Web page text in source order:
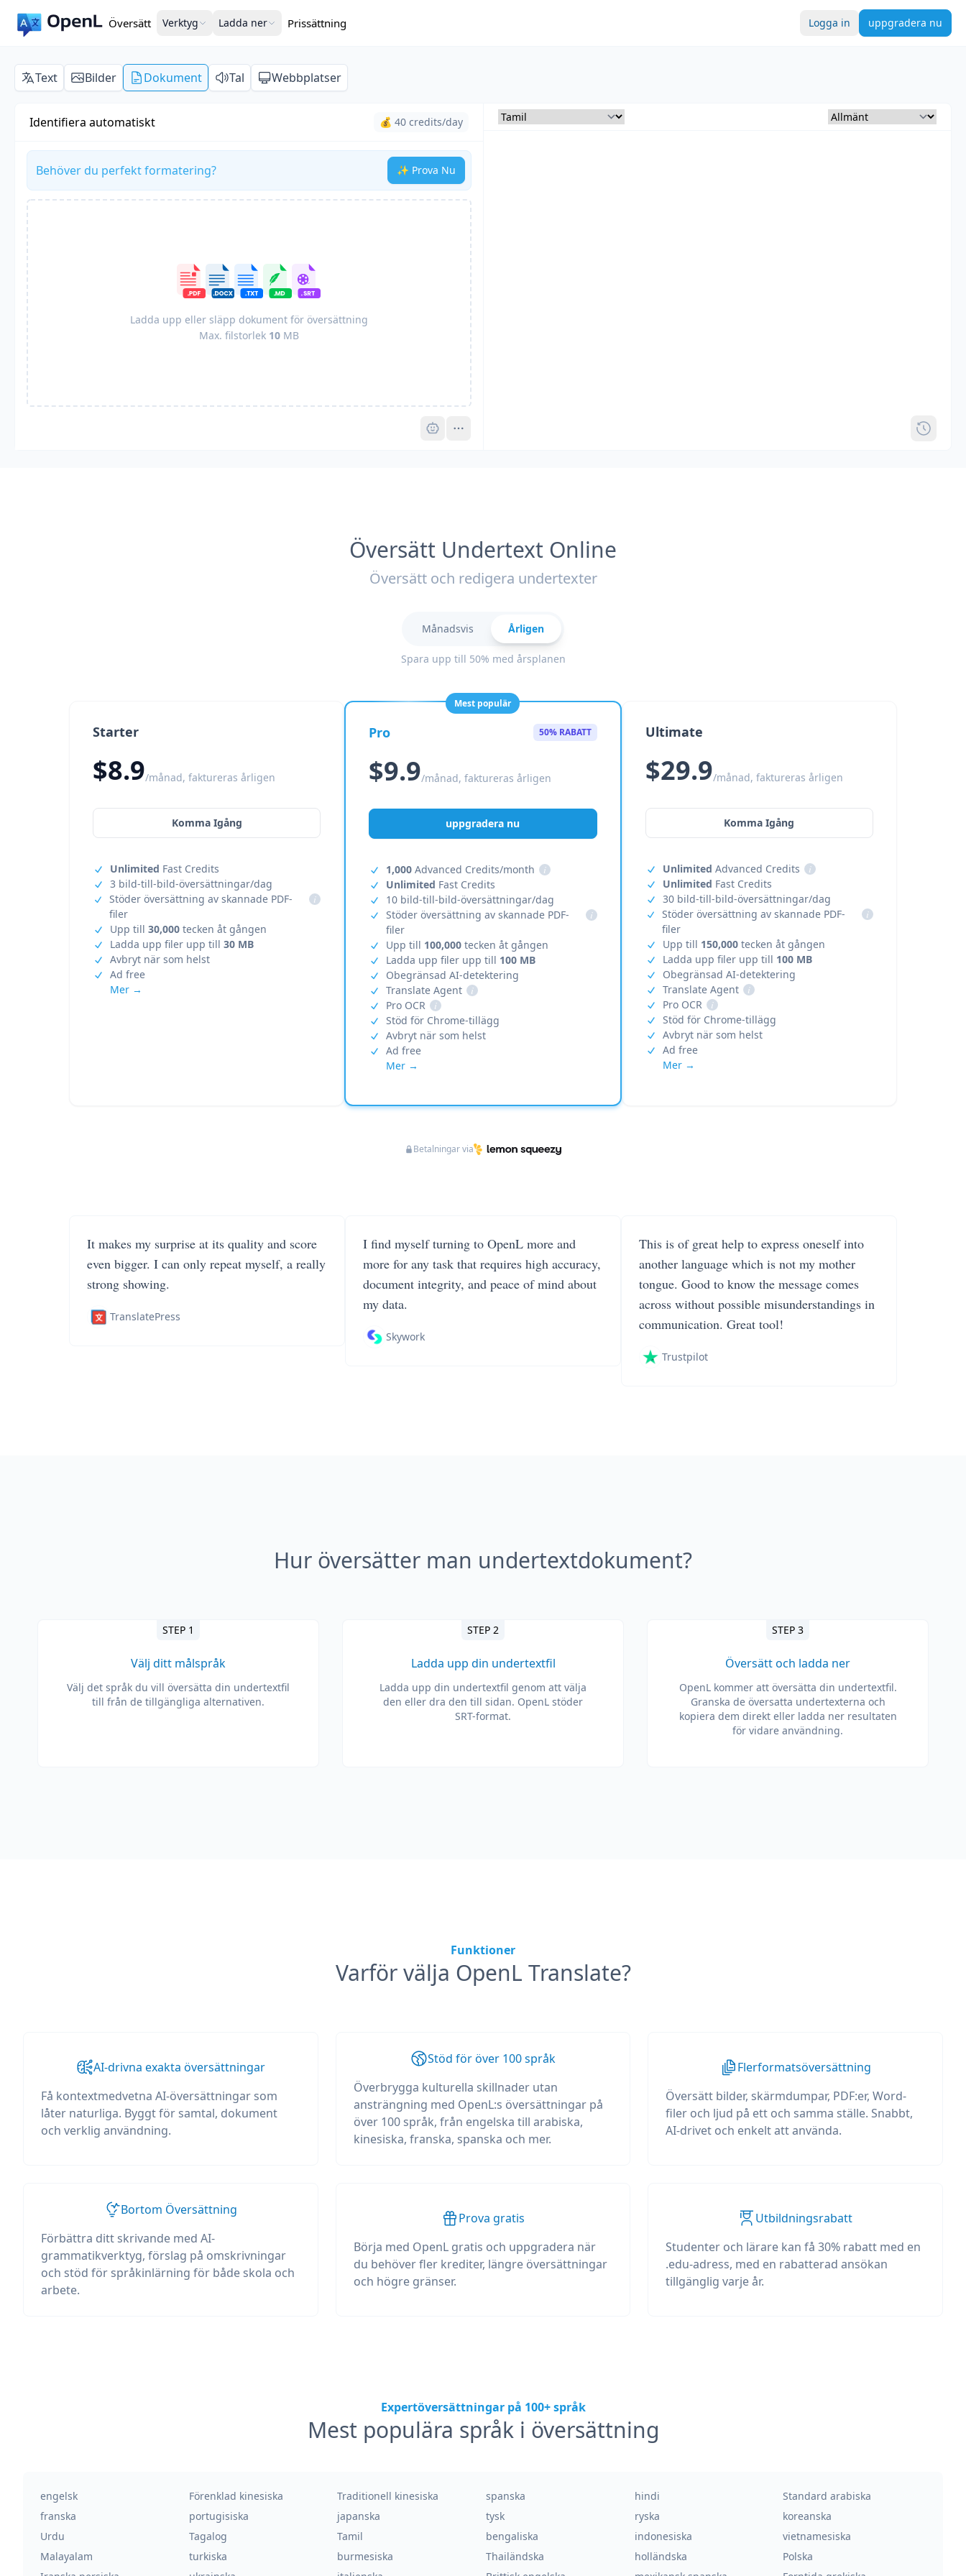
Översätt Verktyg Ladda ner Prissättning Logga in uppgradera nu
Text Bilder Dokument Tal Webbplatser
Identifiera automatiskt 💰 40 credits/day
Behöver du perfekt formatering? ✨ Prova Nu
Ladda upp eller släpp dokument för översättning
Max. filstorlek 10MB
Pro
Översätt Undertext Online
Översätt och redigera undertexter
Månadsvis Årligen
Spara upp till 50% med årsplanen
Starter
$8.9/månad, faktureras årligen
Komma Igång
Unlimited Fast Credits
3 bild-till-bild-översättningar/dag
Stöder översättning av skannade PDF-
filer
i
Upp till 30,000 tecken åt gången
Ladda upp filer upp till 30 MB
Avbryt när som helst
Ad free
Mer →
Mest populär
Pro 50% RABATT
$9.9/månad, faktureras årligen
uppgradera nu
1,000 Advanced Credits/month
i
Unlimited Fast Credits
10 bild-till-bild-översättningar/dag
Stöder översättning av skannade PDF-
filer
i
Upp till 100,000 tecken åt gången
Ladda upp filer upp till 100 MB
Obegränsad AI-detektering
Translate Agent
i
Pro OCR
i
Stöd för Chrome-tillägg
Avbryt när som helst
Ad free
Mer →
Ultimate
$29.9/månad, faktureras årligen
Komma Igång
Unlimited Advanced Credits
i
Unlimited Fast Credits
30 bild-till-bild-översättningar/dag
Stöder översättning av skannade PDF-
filer
i
Upp till 150,000tecken åt gången
Ladda upp filer upp till 100 MB
Obegränsad AI-detektering
Translate Agent
i
Pro OCR
i
Stöd för Chrome-tillägg
Avbryt när som helst
Ad free
Mer →
Betalningar via
It makes my surprise at its quality and score
even bigger. I can only repeat myself, a really
strong showing.
TranslatePress
I find myself turning to OpenL more and
more for any task that requires high accuracy,
document integrity, and peace of mind about
my data.
Skywork
This is of great help to express oneself into
another language which is not my mother
tongue. Good to know the message comes
across without possible misunderstandings in
communication. Great tool!
Trustpilot
Hur översätter man undertextdokument?
STEP 1
Välj ditt målspråk
Välj det språk du vill översätta din undertextfil
till från de tillgängliga alternativen.
STEP 2
Ladda upp din undertextfil
Ladda upp din undertextfil genom att välja
den eller dra den till sidan. OpenL stöder
SRT-format.
STEP 3
Översätt och ladda ner
OpenL kommer att översätta din undertextfil.
Granska de översatta undertexterna och
kopiera dem direkt eller ladda ner resultaten
för vidare användning.
Funktioner
Varför välja OpenL Translate?
AI-drivna exakta översättningar
Få kontextmedvetna AI-översättningar som
låter naturliga. Byggt för samtal, dokument
och verklig användning.
Stöd för över 100 språk
Överbrygga kulturella skillnader utan
ansträngning med OpenL:s översättningar på
över 100 språk, från engelska till arabiska,
kinesiska, franska, spanska och mer.
Flerformatsöversättning
Översätt bilder, skärmdumpar, PDF:er, Word-
filer och ljud på ett och samma ställe. Snabbt,
AI-drivet och enkelt att använda.
Bortom Översättning
Förbättra ditt skrivande med AI-
grammatikverktyg, förslag på omskrivningar
och stöd för språkinlärning för både skola och
arbete.
Prova gratis
Börja med OpenL gratis och uppgradera när
du behöver fler krediter, längre översättningar
och högre gränser.
Utbildningsrabatt
Studenter och lärare kan få 30% rabatt med en
.edu-adress, med en rabatterad ansökan
tillgänglig varje år.
Expertöversättningar på 100+ språk
Mest populära språk i översättning
engelsk Förenklad kinesiska Traditionell kinesiska spanska hindi
Standard arabiska
franska
portugisiska japanska tysk ryska
koreanska
Urdu
Tagalog Tamil bengaliska indonesiska
vietnamesiska
Malayalam
turkiska burmesiska Thailändska holländska
Polska